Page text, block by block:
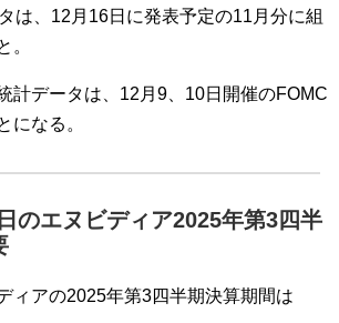
は、12月16日に発表予定の11月分に組
。
計データは、12月9、10日開催のFOMC
になる。
のエヌビディア2025年第3四半
ィアの2025年第3四半期決算期間は